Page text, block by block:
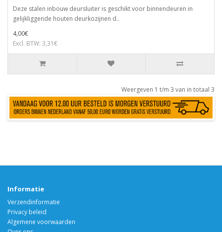
Deze stalen inbouw deursluiter is geschikt voor binnendeuren in
gelijkliggende houten deurkozijnen d..
4,00€
Excl. BTW: 3,31€
Weergeven 1 t/m 3 van in totaal 3
Informatie
Verzendinformatie
Privacy beleid
Algemene voorwaarden